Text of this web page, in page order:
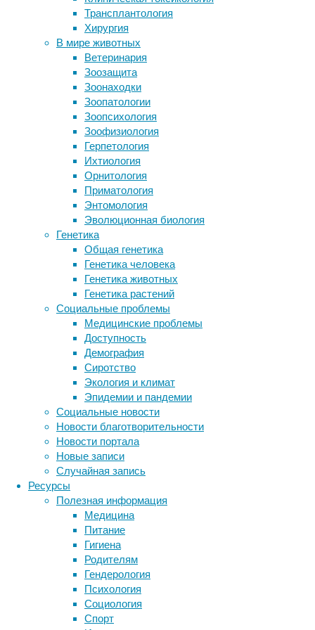
Трансплантология
Хирургия
В мире животных
Ветеринария
Зоозащита
Зоонаходки
Зоопатологии
Зоопсихология
Зоофизиология
Герпетология
Ихтиология
Орнитология
Приматология
Энтомология
Эволюционная биология
Генетика
Общая генетика
Генетика человека
Генетика животных
Генетика растений
Социальные проблемы
Медицинские проблемы
Доступность
Демография
Сиротство
Экология и климат
Эпидемии и пандемии
Социальные новости
Новости благотворительности
Новости портала
Новые записи
Случайная запись
Ресурсы
Полезная информация
Медицина
Питание
Гигиена
Родителям
Гендерология
Психология
Социология
Спорт
25/05/2026
современном
мире
внешность
человека
является
продолжением
внутреннего
мира,
важным
инструментом
самопрезентации
залогом
уверенности
себе.
Самостоятельные
попытки
найти
уникальный
стиль
часто
оборачиваются
хаотичными
покупками,
разочарованием
неудачных
экспериментов
волосами
пустой
тратой
финансовых
ресурсов.
Визит
Вирусы гриппа мешают друг другу
заражать клетки
Мозговая активность объяснила,
почему мы по-разному относимся к
человекоподобным роботам
Суицидальные подростки
рассказали, ради чего они хотят жить
Линии электропередач мешают
пчелам работать
Следите за новостями